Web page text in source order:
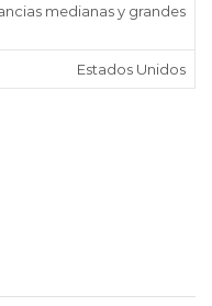
medianas y grandes
Estados Unidos